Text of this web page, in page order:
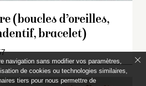
(boucles d’oreilles,
bracelet)
navigation sans modifier vos paramètres,
de cookies ou technologies similaires,
tiers pour nous permettre de